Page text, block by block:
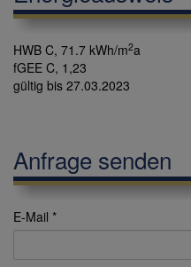
HWB C, 71.7 kWh/m2a
fGEE C, 1,23
gültig bis 27.03.2023
Anfrage senden
E-Mail